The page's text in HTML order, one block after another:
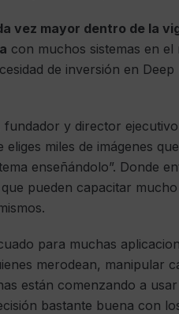
vez mayor dentro de la
con muchos sistemas en el
de inversión en Deep
y director
miles de imágenes
enseñándolo”. Donde
pueden capacitar
para muchas
merodean, manipular
están comenzando a
bastante buena con